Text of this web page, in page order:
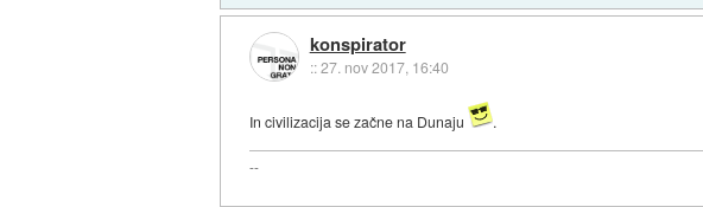
konspirator
::27. nov 2017, 16:40
In civilizacija se začne na Dunaju .
--